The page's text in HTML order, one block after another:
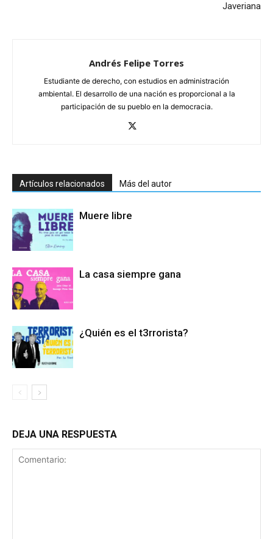
Javeriana
Andrés Felipe Torres
Estudiante de derecho, con estudios en administración
ambiental. El desarrollo de una nación es proporcional a la
participación de su pueblo en la democracia.
Artículos relacionados Más del autor
Muere libre
La casa siempre gana
¿Quién es el t3rrorista?
DEJA UNA RESPUESTA